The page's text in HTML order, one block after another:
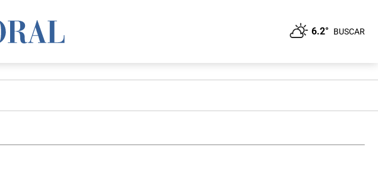
6.2° BUSCAR